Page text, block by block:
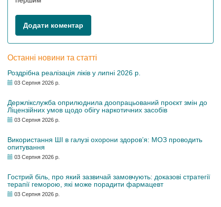
Додати коментар
Останні новини та статті
Роздрібна реалізація ліків у липні 2026 р.
03 Серпня 2026 р.
Держлікслужба оприлюднила доопрацьований проєкт змін до
Ліцензійних умов щодо обігу наркотичних засобів
03 Серпня 2026 р.
Використання ШІ в галузі охорони здоров’я: МОЗ проводить
опитування
03 Серпня 2026 р.
Гострий біль, про який зазвичай замовчують: доказові стратегії
терапії геморою, які може порадити фармацевт
03 Серпня 2026 р.